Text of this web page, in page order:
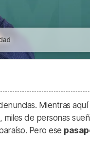
Mientras
de personas
Pero ese